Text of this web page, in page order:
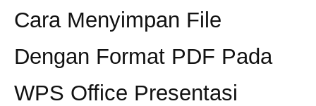
Cara Menyimpan File
Dengan Format PDF Pada
WPS Office Presentasi